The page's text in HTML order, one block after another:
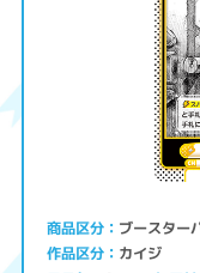
商品区分 ブースター
作品区分 カイジ